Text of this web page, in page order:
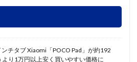
チタブ Xiaomi「POCO Pad」が約192
り1万円以上安く買いやすい価格に